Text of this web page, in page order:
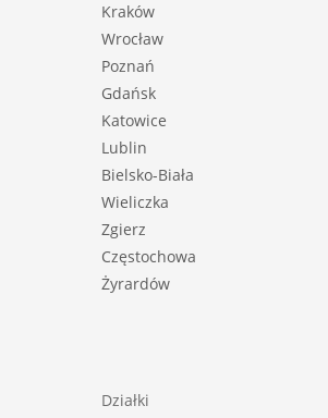
Kraków
Wrocław
Poznań
Gdańsk
Katowice
Lublin
Bielsko-Biała
Wieliczka
Zgierz
Częstochowa
Żyrardów
Działki